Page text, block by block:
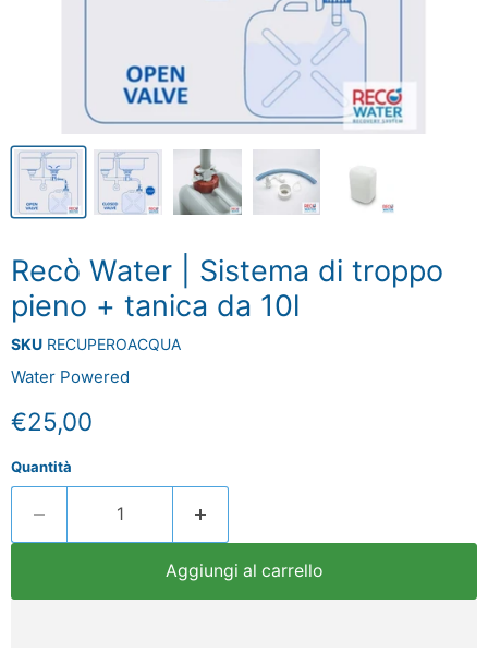
Recò Water | Sistema di troppo
pieno + tanica da 10l
SKU RECUPEROACQUA
Water Powered
Prezzo attuale
€25,00
Quantità
Aggiungi al carrello